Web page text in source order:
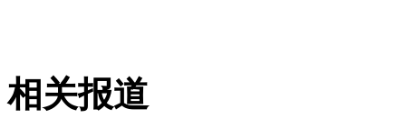
相关报道